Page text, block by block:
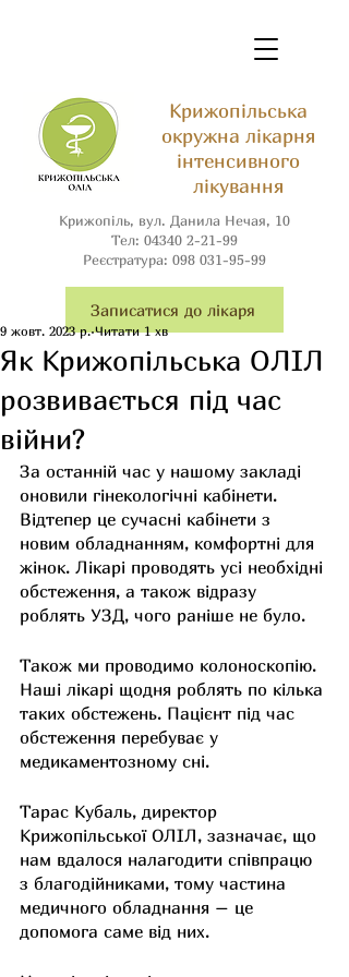
Крижопільська
окружна лікарня
інтенсивного
лікування
Крижопіль, вул. Данила Нечая, 10
Тел: 04340 2-21-99
Реєстратура: 098 031-95-99
Записатися до лікаря
Як Крижопільська ОЛІЛ
розвивається під час
війни?
9 жовт. 2023 р. Читати 1 хв
За останній час у нашому закладі
оновили гінекологічні кабінети.
Відтепер це сучасні кабінети з
новим обладнанням, комфортні для
жінок. Лікарі проводять усі необхідні
обстеження, а також відразу
роблять УЗД, чого раніше не було.
Також ми проводимо колоноскопію.
Наші лікарі щодня роблять по кілька
таких обстежень. Пацієнт під час
обстеження перебуває у
медикаментозному сні.
Тарас Кубаль, директор
Крижопільської ОЛІЛ, зазначає, що
нам вдалося налагодити співпрацю
з благодійниками, тому частина
медичного обладнання – це
допомога саме від них.